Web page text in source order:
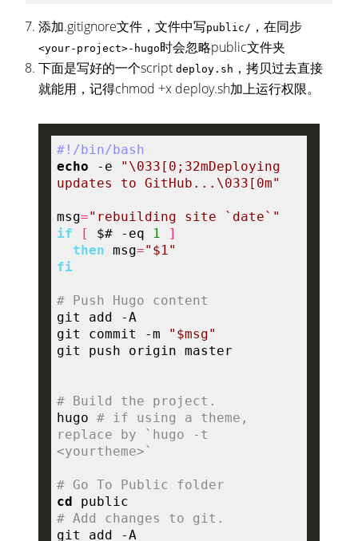
添加.gitignore文件，文件中写public/ ，在同步
<your-project>-hugo时会忽略public文件夹
下面是写好的一个script deploy.sh ，拷贝过去直接
就能用，记得chmod +x deploy.sh加上运行权限。
#!/bin/bash
echo
-e
"\033[0;32mDeploying
updates to GitHub...\033[0m"
msg="rebuilding site `date`"
if
[ $# -eq 1
]
then msg=" $1"
fi
# Push Hugo content
git commit -m " $msg"
# Build the project.
hugo # if using a theme,
replace by `hugo -t
<yourtheme>`
# Go To Public folder
cd
# Add changes to git.